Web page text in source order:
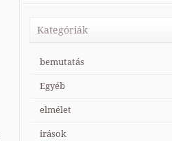
Kategóriák
bemutatás
Egyéb
elmélet
irások